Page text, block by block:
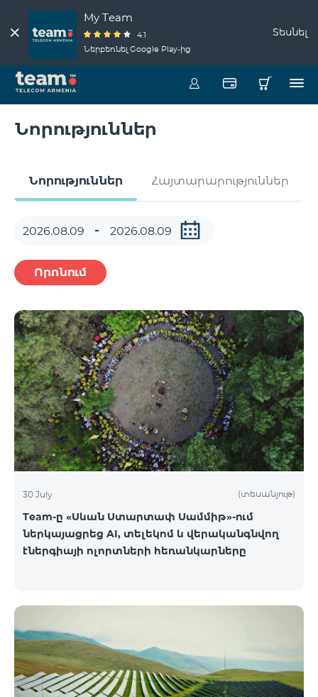
My Team
4.1
Ներբեռնել Google Play-ից
Տեսնել
Նորություններ
Նորություններ Հայտարարություններ
Որոնում
30 July (տեսանյութ)
Team-ը «Սևան Ստարտափ Սամմիթ»-ում
ներկայացրեց AI, տելեկոմ և վերականգնվող
էներգիայի ոլորտների հեռանկարները